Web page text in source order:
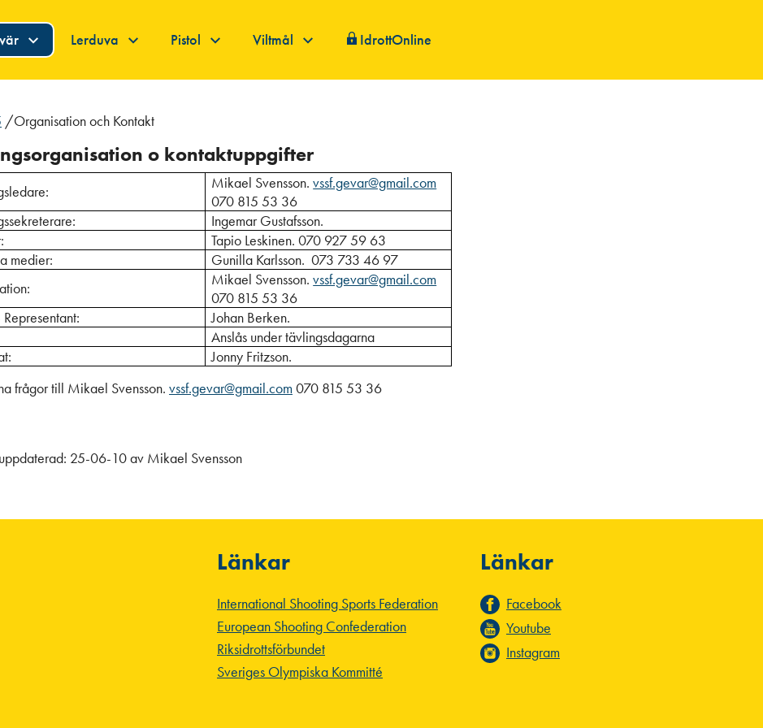
Lerduva Pistol Viltmål IdrottOnline
/Organisation och Kontakt
o kontaktuppgifter
Mikael Svensson.vssf.gevar@gmail.com
070 815 53 36
Ingemar Gustafsson.
Tapio Leskinen. 070 927 59 63
medier:
Gunilla Karlsson. 073 733 46 97
Mikael Svensson.vssf.gevar@gmail.com
070 815 53 36
Representant:
Johan Berken.
Anslås under tävlingsdagarna
Jonny Fritzson.
frågor till Mikael Svensson. vssf.gevar@gmail.com070 815 53 36
25-06-10av Mikael Svensson
Länkar
International Shooting Sports Federation
European Shooting Confederation
Riksidrottsförbundet
Sveriges Olympiska Kommitté
Länkar
Facebook
Youtube
Instagram